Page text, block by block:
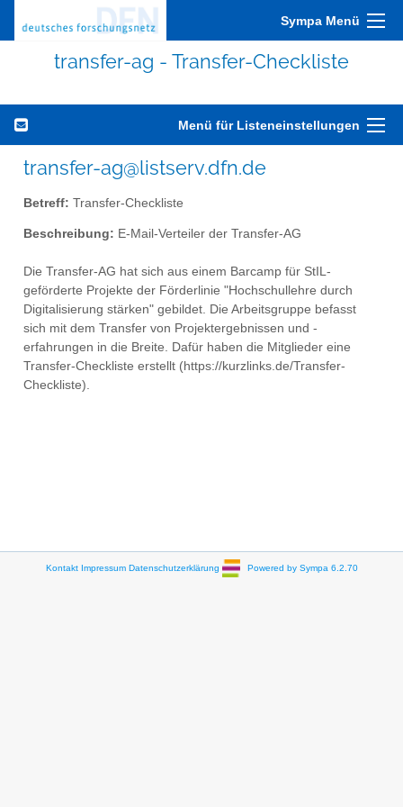
Sympa Menü
transfer-ag - Transfer-Checkliste
Menü für Listeneinstellungen
transfer-ag@listserv.dfn.de
Betreff: Transfer-Checkliste
Beschreibung: E-Mail-Verteiler der Transfer-AG
Die Transfer-AG hat sich aus einem Barcamp für StIL-
geförderte Projekte der Förderlinie "Hochschullehre durch
Digitalisierung stärken" gebildet. Die Arbeitsgruppe befasst
sich mit dem Transfer von Projektergebnissen und -
erfahrungen in die Breite. Dafür haben die Mitglieder eine
Transfer-Checkliste erstellt (https://kurzlinks.de/Transfer-
Checkliste).
Kontakt Impressum Datenschutzerklärung Powered by Sympa 6.2.70